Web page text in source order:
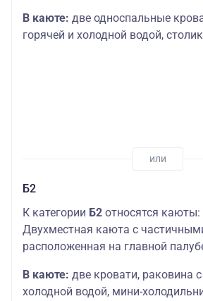
В каюте: две односпальные
горячей и холодной водой,
Б2
К категории Б2 относятся каюты:
Двухместная каюта с
расположенная на главной
В каюте: две кровати, раковина
холодной водой, мини-